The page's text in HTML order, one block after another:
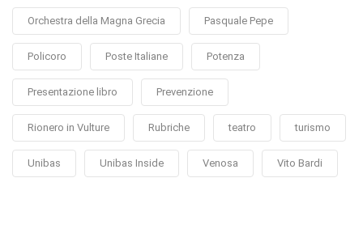
Orchestra della Magna Grecia Pasquale Pepe
Policoro Poste Italiane Potenza
Presentazione libro Prevenzione
Rionero in Vulture Rubriche teatro turismo
Unibas Unibas Inside Venosa Vito Bardi